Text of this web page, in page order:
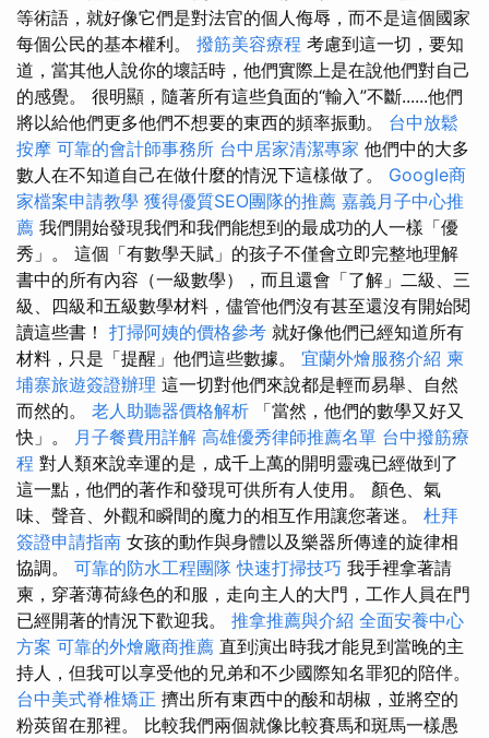
等術語，就好像它們是對法官的個人侮辱，而不是這個國家
每個公民的基本權利。 撥筋美容療程 考慮到這一切，要知
道，當其他人說你的壞話時，他們實際上是在說他們對自己
的感覺。 很明顯，隨著所有這些負面的“輸入”不斷......他們
將以給他們更多他們不想要的東西的頻率振動。 台中放鬆
按摩 可靠的會計師事務所 台中居家清潔專家 他們中的大多
數人在不知道自己在做什麼的情況下這樣做了。 Google商
家檔案申請教學 獲得優質SEO團隊的推薦 嘉義月子中心推
薦 我們開始發現我們和我們能想到的最成功的人一樣「優
秀」。 這個「有數學天賦」的孩子不僅會立即完整地理解
書中的所有內容（一級數學），而且還會「了解」二級、三
級、四級和五級數學材料，儘管他們沒有甚至還沒有開始閱
讀這些書！ 打掃阿姨的價格參考 就好像他們已經知道所有
材料，只是「提醒」他們這些數據。 宜蘭外燴服務介紹 柬
埔寨旅遊簽證辦理 這一切對他們來說都是輕而易舉、自然
而然的。 老人助聽器價格解析 「當然，他們的數學又好又
快」。
月子餐費用詳解 高雄優秀律師推薦名單 台中撥筋療
程 對人類來說幸運的是，成千上萬的開明靈魂已經做到了
這一點，他們的著作和發現可供所有人使用。 顏色、氣
味、聲音、外觀和瞬間的魔力的相互作用讓您著迷。 杜拜
簽證申請指南 女孩的動作與身體以及樂器所傳達的旋律相
協調。 可靠的防水工程團隊 快速打掃技巧 我手裡拿著請
柬，穿著薄荷綠色的和服，走向主人的大門，工作人員在門
已經開著的情況下歡迎我。 推拿推薦與介紹 全面安養中心
方案 可靠的外燴廠商推薦 直到演出時我才能見到當晚的主
持人，但我可以享受他的兄弟和不少國際知名罪犯的陪伴。
台中美式脊椎矯正 擠出所有東西中的酸和胡椒，並將空的
粉莢留在那裡。 比較我們兩個就像比較賽馬和斑馬一樣愚